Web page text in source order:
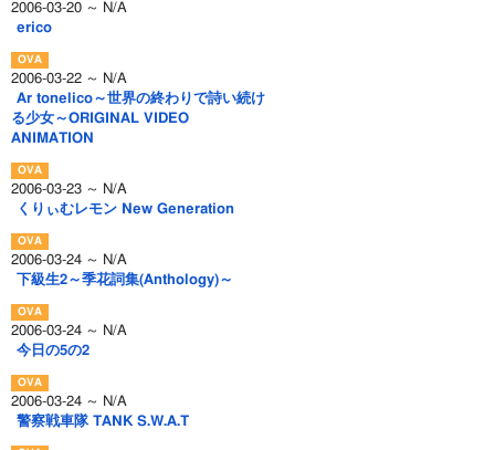
2006-03-20 ～ N/A
erico
2006-03-22 ～ N/A
Ar tonelico～世界の終わりで詩い続け
る少女～ORIGINAL VIDEO
ANIMATION
2006-03-23 ～ N/A
くりぃむレモン New Generation
2006-03-24 ～ N/A
下級生2～季花詞集(Anthology)～
2006-03-24 ～ N/A
今日の5の2
2006-03-24 ～ N/A
警察戦車隊 TANK S.W.A.T